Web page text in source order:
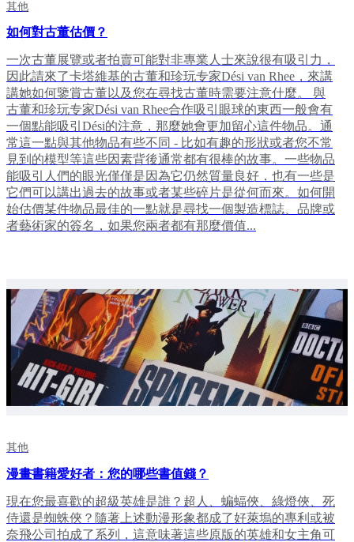
其他
如何對古董估價？
一次古董展覽或者拍賣可能對非專業人士來說很有吸引力，
因此請來了卡塔維基的古董和珍玩专家Dési van Rhee，來講
講她如何鑒賞古董以及您在尋找古董時需要注意什麼。 與
古董和珍玩专家Dési van Rhee合作吸引眼球的東西一般會有
一個點能吸引Dési的注意，那麼她會更加留心這件物品。通
常這一點與其他物品有些不同 - 比如有趣的形狀或者您不常
見到的模型等這些因素背後通常都有很棒的故事。一些物品
能吸引人們的眼光僅僅是因為它仍然質量良好，也有一些是
它們可以講出過去的故事或者某些碎片是從何而來。如何開
始估價某件物品最佳的一點就是尋找一個製造標誌、品牌或
者藝術家的簽名，如果您兩者都有那麼價值...
其他
漫畫書籍愛好者：您的哪些書值錢？
現在您最喜歡的超級英雄是誰？超人、蝙蝠俠、綠燈俠、死
侍還是蜘蛛俠？隨著上述動漫形象都成了好萊塢的專利或被
奈飛公司拍成了系列，這意味著這些原版的英雄和女主角可